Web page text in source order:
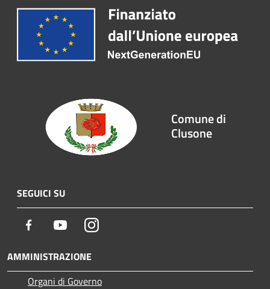
Comune di
Clusone
SEGUICI SU
Facebook YoutubeInstagram
AMMINISTRAZIONE
Organi di Governo